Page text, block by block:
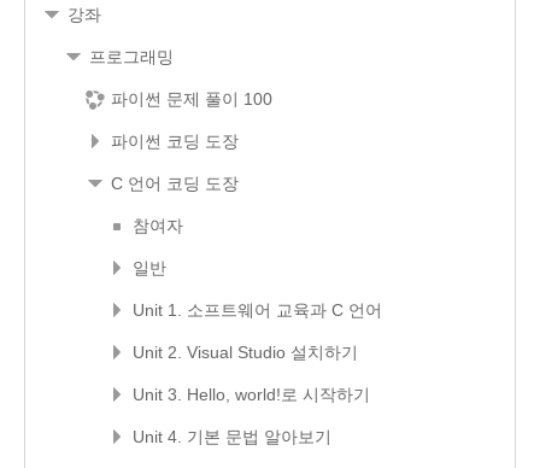
강좌
프로그래밍
파이썬 문제 풀이 100
파이썬 코딩 도장
C 언어 코딩 도장
참여자
일반
Unit 1. 소프트웨어 교육과 C 언어
Unit 2. Visual Studio 설치하기
Unit 3. Hello, world!로 시작하기
Unit 4. 기본 문법 알아보기